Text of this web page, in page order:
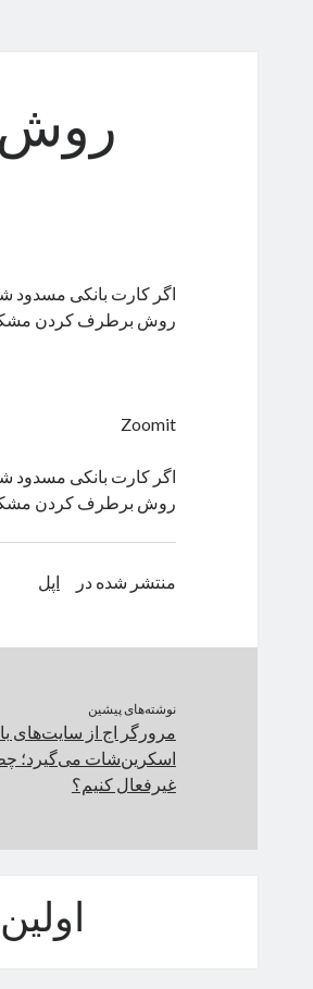
اگر کارت بانکی مسدود
روش برطرف کردن مشکل
Zoomit
اگر کارت بانکی مسدود
روش برطرف کردن مشکل
منتشر شده در اپل
نوشته‌های پیشین
مرورگر اج از سایت‌های
اسکرین‌شات می‌گیرد؛‌
غیرفعال کنیم؟